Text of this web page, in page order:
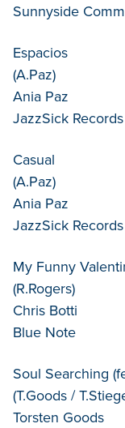
Sunnyside
Espacios
(A.Paz)
Ania Paz
JazzSick Records
Casual
(A.Paz)
Ania Paz
JazzSick Records
My Funny
(R.Rogers)
Chris Botti
Blue Note
Soul Searching
(T.Goods /
Torsten Goods